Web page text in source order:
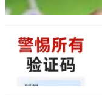
您的快递丢失
快递地址不详
骗子就是抓住